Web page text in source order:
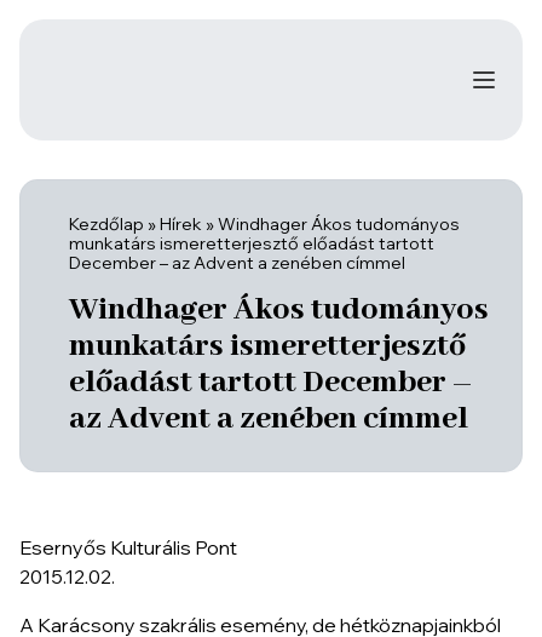
Kezdőlap »Hírek »Windhager Ákos tudományos
munkatárs ismeretterjesztő előadást tartott
December – az Advent a zenében címmel
Windhager Ákos tudományos
munkatárs ismeretterjesztő
előadást tartott December –
az Advent a zenében címmel
Esernyős Kulturális Pont
2015.12.02.
A Karácsony szakrális esemény, de hétköznapjainkból